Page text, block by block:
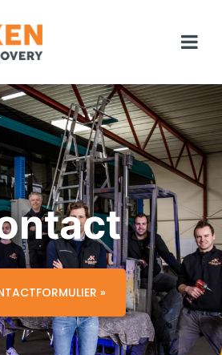
»